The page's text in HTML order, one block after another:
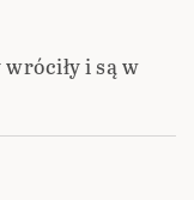
i są w